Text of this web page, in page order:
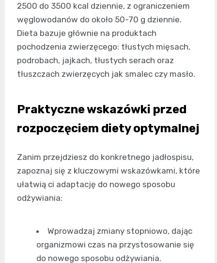
2500 do 3500 kcal dziennie, z ograniczeniem
węglowodanów do około 50-70 g dziennie.
Dieta bazuje głównie na produktach
pochodzenia zwierzęcego: tłustych mięsach,
podrobach, jajkach, tłustych serach oraz
tłuszczach zwierzęcych jak smalec czy masło.
Praktyczne wskazówki przed
rozpoczęciem diety optymalnej
Zanim przejdziesz do konkretnego jadłospisu,
zapoznaj się z kluczowymi wskazówkami, które
ułatwią ci adaptację do nowego sposobu
odżywiania:
Wprowadzaj zmiany stopniowo, dając
organizmowi czas na przystosowanie się
do nowego sposobu odżywiania.